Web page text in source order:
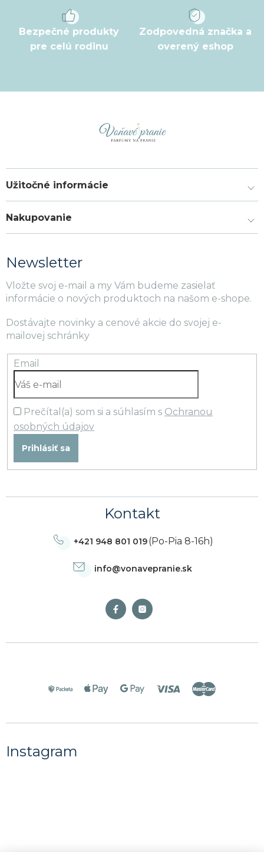
Bezpečné produkty
pre celú rodinu
Zodpovedná značka a
overený eshop
Užitočné informácie
Nakupovanie
Newsletter
Vložte svoj e-mail a my Vám budeme zasielať
informácie o nových produktoch na našom e-shope.
Dostávajte novinky a cenové akcie do svojej e-
mailovej schránky
Email
Prečítal(a) som si a súhlasím s Ochranou
osobných údajov
Prihlásiť sa
Kontakt
info@vonavepranie.sk
+421 948 801 019(Po-Pia 8-16h)
Instagram